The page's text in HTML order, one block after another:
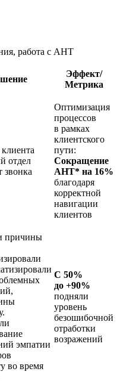
, работа с AHT
Эффект/
Метрика
отдел
звонка
Оптимизация
процессов
в рамках
клиентского
пути:
Сокращение
AHT* на 16%
благодаря
корректной
навигации
клиентов
причины
эмпатии
во время
С 50%
до +90%
подняли
уровень
безошибочной
отработки
возражений